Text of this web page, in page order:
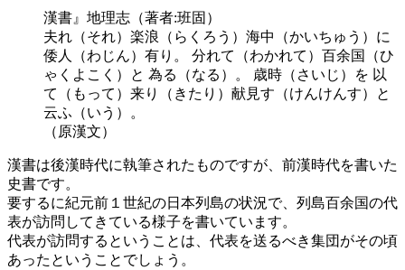
漢書』地理志（著者:班固）
夫れ（それ）楽浪（らくろう）海中（かいちゅう）に
倭人（わじん）有り。 分れて（わかれて）百余国（ひ
ゃくよこく）と 為る（なる）。 歳時（さいじ）を 以
て（もって）来り（きたり）献見す（けんけんす）と
云ふ（いう）。
（原漢文）
漢書は後漢時代に執筆されたものですが、前漢時代を書いた
史書です。
要するに紀元前１世紀の日本列島の状況で、列島百余国の代
表が訪問してきている様子を書いています。
代表が訪問するということは、代表を送るべき集団がその頃
あったということでしょう。